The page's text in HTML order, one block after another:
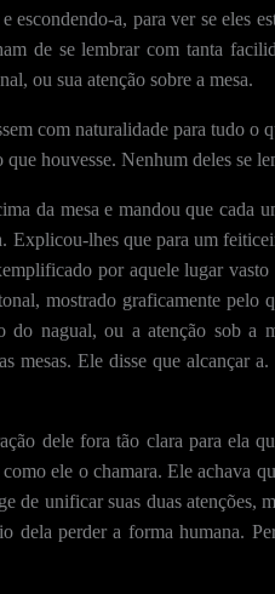
escondendo-a, para ver se eles
de se lembrar com tanta
ou sua atenção sobre a mesa.
com naturalidade para tudo o
houvesse. Nenhum deles se
da mesa e mandou que cada
Explicou-lhes que para um
por aquele lugar
mostrado graficamente pelo
do nagual, ou a atenção sob a
mesas. Ele disse que alcançar
dele fora tão clara para ela
ele o chamara. Ele achava
de unificar suas duas
dela perder a forma humana.